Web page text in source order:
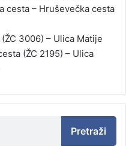
cesta – Hruševečka cesta
3006) – Ulica Matije
(ŽC 2195) – Ulica
Pretraži